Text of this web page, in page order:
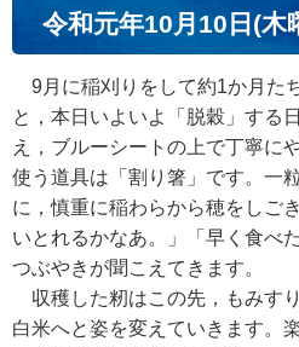
令和元年10月10日(木
9月に稲刈りをして約1か月た
と，本日いよいよ「脱穀」する
え，ブルーシートの上で丁寧に
使う道具は「割り箸」です。一
に，慎重に稲わらから穂をしご
いとれるかなあ。」「早く食べ
つぶやきが聞こえてきます。
収穫した籾はこの先，もみす
白米へと姿を変えていきます。